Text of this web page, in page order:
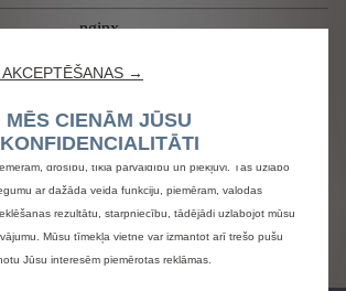
par transportlīdzekļiem un to pamata un
ir tikai informatīviem nolūkiem. Importētājs
to mainīt bez brīdinājuma.
ir norādītas ieteicamās mazumtirdzniecības
precīzu informāciju un galīgo cenu, lūdzu,
→
MĒS CIENĀM JŪSU
KONFIDENCIALITĀTI
lai sniegtu Jums vislabāko mūsu tīmekļa vietnes
Sīkdatnes ļauj mums nodrošināt tīmekļa vietnes
drošību, tīkla pārvaldību un piekļuvi. Tās uzlabo
ar dažāda veida funkciju, piemēram, valodas
rezultātu, starpniecību, tādējādi uzlabojot mūsu
Mūsu tīmekļa vietne var izmantot arī trešo pušu
Jūsu interesēm piemērotas reklāmas.